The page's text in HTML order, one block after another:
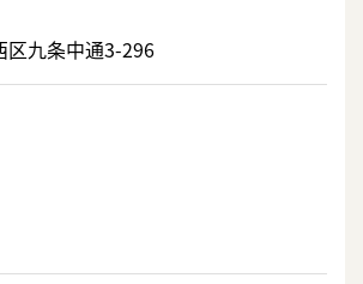
区九条中通3-296